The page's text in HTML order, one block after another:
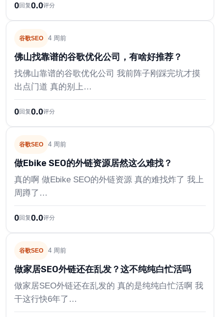
0回复0.0评分
谷歌SEO 4 周前
佛山找靠谱的谷歌优化公司，有啥好推荐？
找佛山靠谱的谷歌优化公司 我前阵子刚踩完坑才摸
出点门道 真的别上…
0回复0.0评分
谷歌SEO 4 周前
做Ebike SEO的外链资源居然这么难找？
真的啊 做Ebike SEO的外链资源 真的难找炸了 我上
周蹲了…
0回复0.0评分
谷歌SEO 4 周前
做家居SEO外链还在乱发？这不纯纯白忙活吗
做家居SEO外链还在乱发的 真的是纯纯白忙活啊 我
干这行快6年了…